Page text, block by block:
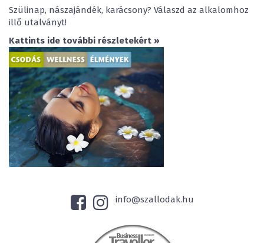
Szülinap, nászajándék, karácsony? Válaszd az alkalomhoz
illő utalványt!
Kattints ide további részletekért »
info@szallodak.hu